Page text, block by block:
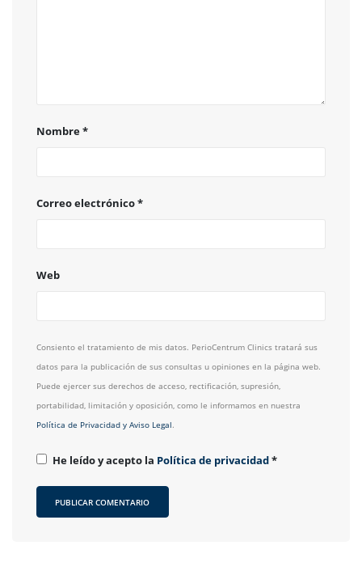
Nombre*
Correo electrónico*
Web
Consiento el tratamiento de mis datos. PerioCentrum Clinics tratará sus
datos para la publicación de sus consultas u opiniones en la página web.
Puede ejercer sus derechos de acceso, rectificación, supresión,
portabilidad, limitación y oposición, como le informamos en nuestra
Política de Privacidad y Aviso Legal.
He leído y acepto la Política de privacidad*